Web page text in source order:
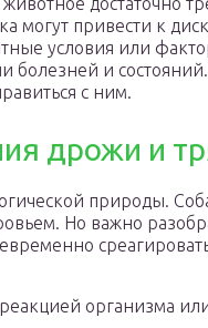
могут привести к
условия или
болезней и
с ним.
дрожи и
природы.
Но важно
организма